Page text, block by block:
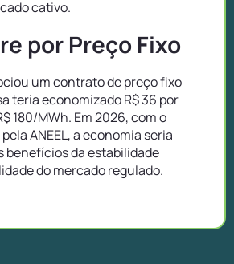
cativo.
por Preço Fixo
um contrato de preço fixo
teria economizado R$ 36 por
180/MWh. Em 2026, com o
ANEEL, a economia seria
benefícios da estabilidade
do mercado regulado.